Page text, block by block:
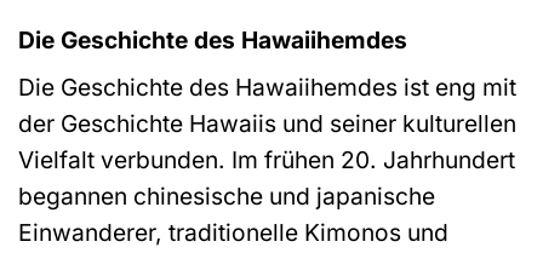
Die Geschichte des Hawaiihemdes
Die Geschichte des Hawaiihemdes ist eng mit
der Geschichte Hawaiis und seiner kulturellen
Vielfalt verbunden. Im frühen 20. Jahrhundert
begannen chinesische und japanische
Einwanderer, traditionelle Kimonos und